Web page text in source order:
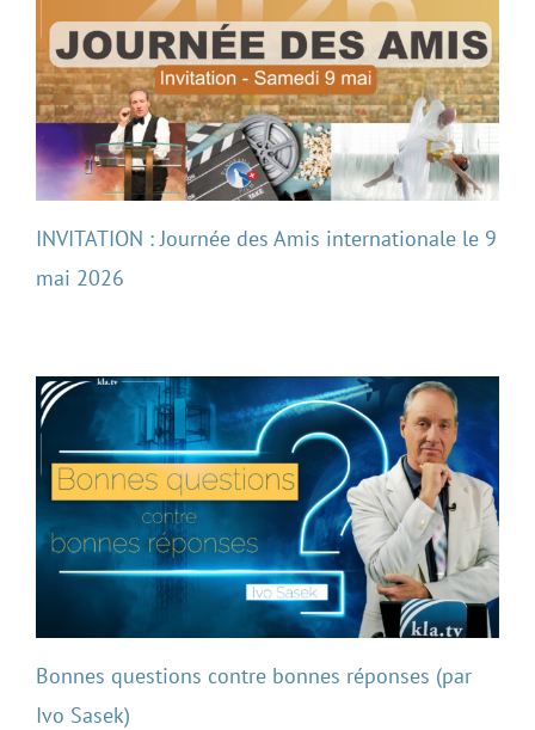
INVITATION : Journée des Amis internationale le 9
mai 2026
Bonnes questions contre bonnes réponses (par
Ivo Sasek)